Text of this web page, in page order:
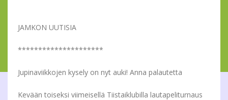
JAMKON UUTISIA
*********************
Jupinaviikkojen kysely on nyt auki! Anna palautetta
Kevään toiseksi viimeisellä Tiistaiklubilla lautapeliturnaus